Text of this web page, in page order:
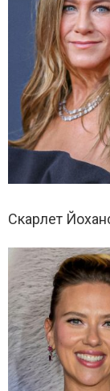
Скарлет